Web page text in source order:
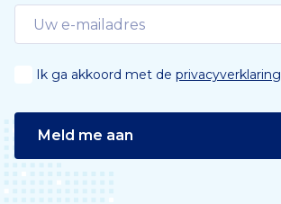
Ik ga akkoord met de privacyverklaring
Meld me aan